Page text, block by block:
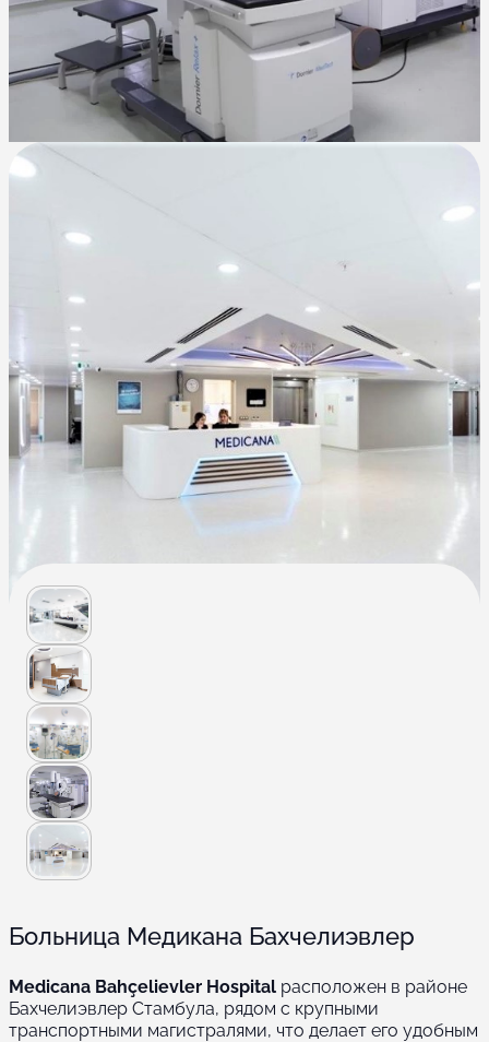
Больница Медикана Бахчелиэвлер
Medicana Bahçelievler Hospital расположен в районе
Бахчелиэвлер Стамбула, рядом с крупными
транспортными магистралями, что делает его удобным